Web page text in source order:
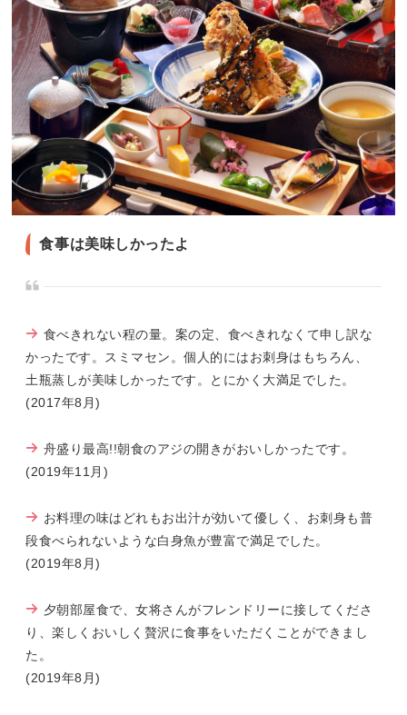
食事は美味しかったよ
食べきれない程の量。案の定、食べきれなくて申し訳な
かったです。スミマセン。個人的にはお刺身はもちろん、
土瓶蒸しが美味しかったです。とにかく大満足でした。
(2017年8月)
舟盛り最高!!朝食のアジの開きがおいしかったです。
(2019年11月)
お料理の味はどれもお出汁が効いて優しく、お刺身も普
段食べられないような白身魚が豊富で満足でした。
(2019年8月)
夕朝部屋食で、女将さんがフレンドリーに接してくださ
り、楽しくおいしく贅沢に食事をいただくことができまし
た。
(2019年8月)